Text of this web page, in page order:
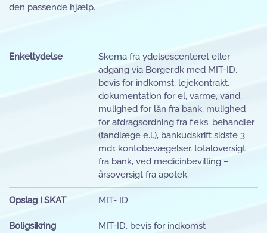
den passende hjælp.
Enkeltydelse
Skema fra ydelsescenteret eller
adgang via Borger.dk med MIT-ID,
bevis for indkomst, lejekontrakt,
dokumentation for el, varme, vand,
mulighed for lån fra bank, mulighed
for afdragsordning fra f.eks. behandler
(tandlæge e.l.), bankudskrift sidste 3
mdr. kontobevægelser, totaloversigt
fra bank, ved medicinbevilling –
årsoversigt fra apotek.
Opslag i SKAT MIT- ID
Boligsikring
MIT-ID, bevis for indkomst